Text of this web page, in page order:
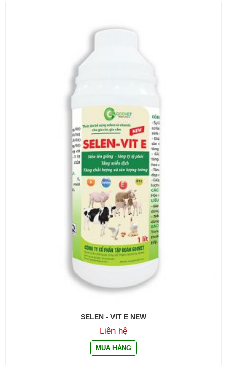
SELEN - VIT E NEW
Liên hệ